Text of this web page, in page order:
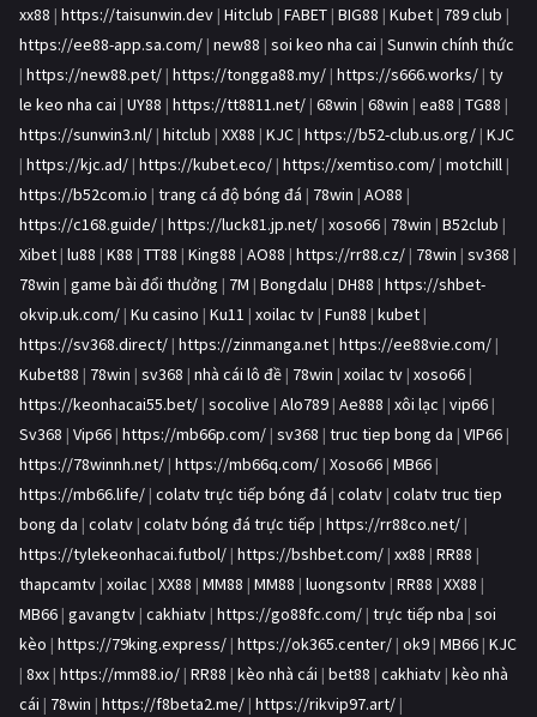
xx88 | https://taisunwin.dev | Hitclub | FABET | BIG88 | Kubet | 789 club |
https://ee88-app.sa.com/ | new88 | soi keo nha cai | Sunwin chính thức
| https://new88.pet/ | https://tongga88.my/ | https://s666.works/ | ty
le keo nha cai | UY88 | https://tt8811.net/ | 68win | 68win | ea88 | TG88 |
https://sunwin3.nl/ | hitclub | XX88 | KJC | https://b52-club.us.org/ | KJC
| https://kjc.ad/ | https://kubet.eco/ | https://xemtiso.com/ | motchill |
https://b52com.io | trang cá độ bóng đá | 78win | AO88 |
https://c168.guide/ | https://luck81.jp.net/ | xoso66 | 78win | B52club |
Xibet | lu88 | K88 | TT88 | King88 | AO88 | https://rr88.cz/ | 78win | sv368 |
78win | game bài đổi thưởng | 7M | Bongdalu | DH88 | https://shbet-
okvip.uk.com/ | Ku casino | Ku11 | xoilac tv | Fun88 | kubet |
https://sv368.direct/ | https://zinmanga.net | https://ee88vie.com/ |
Kubet88 | 78win | sv368 | nhà cái lô đề | 78win | xoilac tv | xoso66 |
https://keonhacai55.bet/ | socolive | Alo789 | Ae888 | xôi lạc | vip66 |
Sv368 | Vip66 | https://mb66p.com/ | sv368 | truc tiep bong da | VIP66 |
https://78winnh.net/ | https://mb66q.com/ | Xoso66 | MB66 |
https://mb66.life/ | colatv trực tiếp bóng đá | colatv | colatv truc tiep
bong da | colatv | colatv bóng đá trực tiếp | https://rr88co.net/ |
https://tylekeonhacai.futbol/ | https://bshbet.com/ | xx88 | RR88 |
thapcamtv | xoilac | XX88 | MM88 | MM88 | luongsontv | RR88 | XX88 |
MB66 | gavangtv | cakhiatv | https://go88fc.com/ | trực tiếp nba | soi
kèo | https://79king.express/ | https://ok365.center/ | ok9 | MB66 | KJC
| 8xx | https://mm88.io/ | RR88 | kèo nhà cái | bet88 | cakhiatv | kèo nhà
cái | 78win | https://f8beta2.me/ | https://rikvip97.art/ |